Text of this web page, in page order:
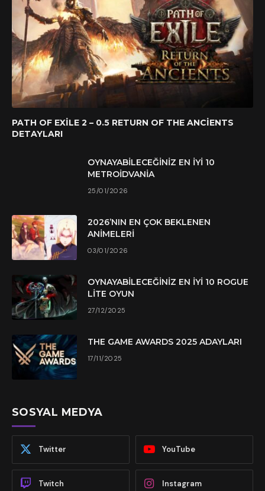
PATH OF EXILE 2 – 0.5 RETURN OF THE ANCIENTS
DETAYLARI
OYNAYABILECEĞINIZ EN İYI 10
METROIDVANIA
25/01/2026
2026’NIN EN ÇOK BEKLENEN
ANIMELERI
03/01/2026
OYNAYABILECEĞINIZ EN İYI 10 ROGUE
LITE OYUN
27/12/2025
THE GAME AWARDS 2025 ADAYLARI
17/11/2025
SOSYAL MEDYA
Twitter YouTube
Twitch Instagram